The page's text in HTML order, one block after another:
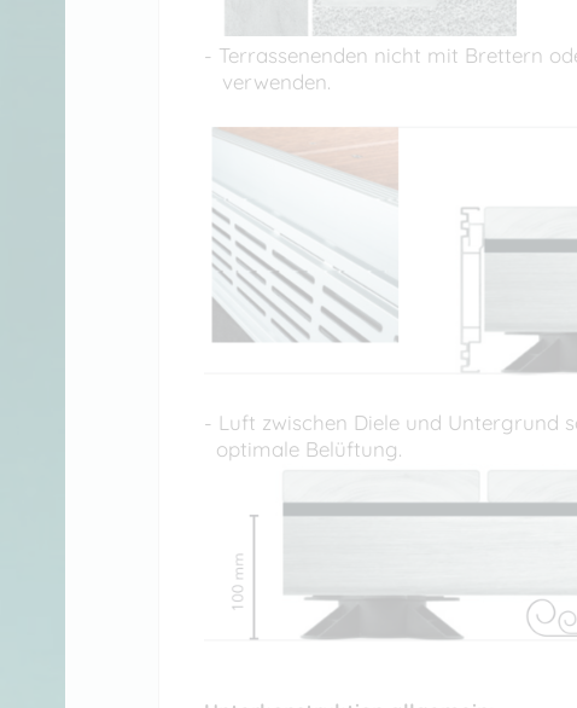
- Terrassenenden nicht mit Brettern
verwenden.
- Luft zwischen Diele und Untergrund
optimale Belüftung.